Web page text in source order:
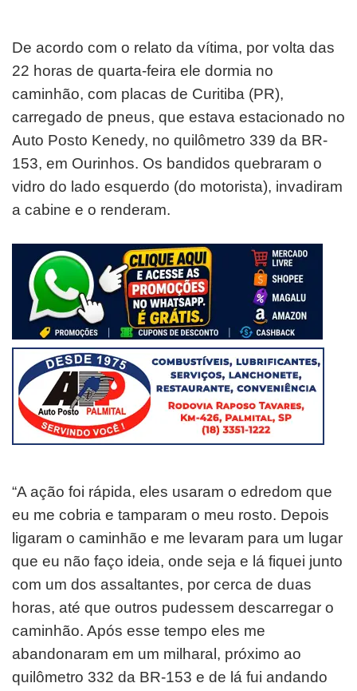
De acordo com o relato da vítima, por volta das
22 horas de quarta-feira ele dormia no
caminhão, com placas de Curitiba (PR),
carregado de pneus, que estava estacionado no
Auto Posto Kenedy, no quilômetro 339 da BR-
153, em Ourinhos. Os bandidos quebraram o
vidro do lado esquerdo (do motorista), invadiram
a cabine e o renderam.
“A ação foi rápida, eles usaram o edredom que
eu me cobria e tamparam o meu rosto. Depois
ligaram o caminhão e me levaram para um lugar
que eu não faço ideia, onde seja e lá fiquei junto
com um dos assaltantes, por cerca de duas
horas, até que outros pudessem descarregar o
caminhão. Após esse tempo eles me
abandonaram em um milharal, próximo ao
quilômetro 332 da BR-153 e de lá fui andando